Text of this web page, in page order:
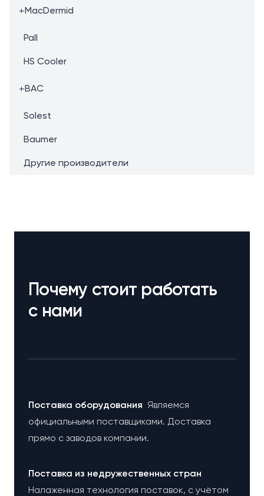
+MacDermid
Pall
HS Cooler
+BAC
Solest
Baumer
Другие производители
Почему стоит работать
с нами
Поставка оборудования Являемся
официальными поставщиками. Доставка
прямо с заводов компании.
Поставка из недружественных стран
Налаженная технология поставок, с учётом